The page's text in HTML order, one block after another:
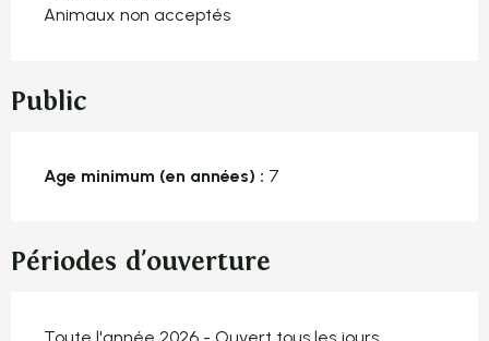
Animaux non acceptés
Public
Age minimum (en années) : 7
Périodes d'ouverture